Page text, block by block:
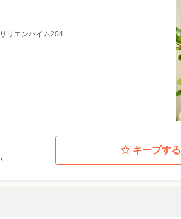
リエンハイム204
キープする